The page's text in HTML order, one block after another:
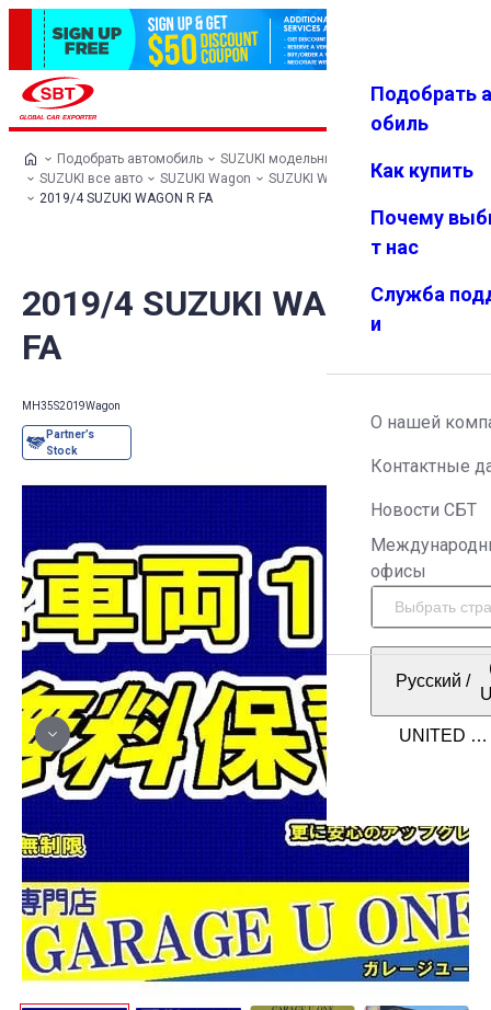
Избранн
Меню
Подобрать
обиль
Как купить
Почему
т нас
Служба
и
О нашей
Контактные
Новости СБТ
офисы
Русский /
Подобрать автомобиль
SUZUKI модельный ряд
SUZUKI все авто
SUZUKI Wagon
SUZUKI WAGON R
2019/4 SUZUKI WAGON R FA
2019/4 SUZUKI WAGON R
FA
MH35S2019Wagon